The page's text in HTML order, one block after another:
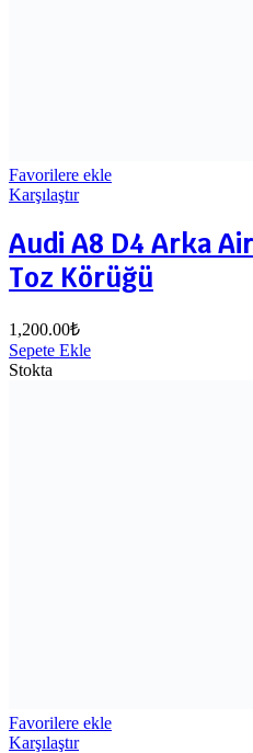
Favorilere ekle
Karşılaştır
Audi A8 D4 Arka
Toz Körüğü
1,200.00₺
Sepete Ekle
Stokta
Favorilere ekle
Karşılaştır